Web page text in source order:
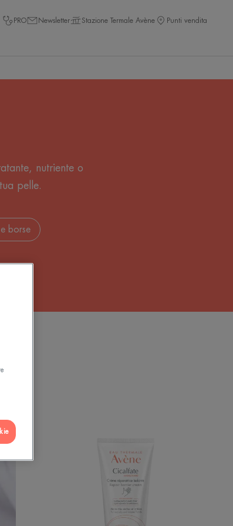
PRO Newsletter Stazione Termale Avène Punti vendita
nutriente o
pelle.
borse
Ristrutturante
Barriera